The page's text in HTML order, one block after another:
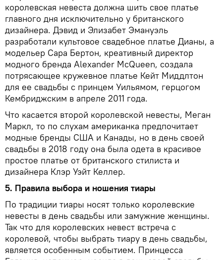
королевская невеста должна шить свое платье
главного дня исключительно у британского
дизайнера. Дэвид и Элизабет Эмануэль
разработали культовое свадебное платье Дианы, а
модельер Сара Бертон, креативный директор
модного бренда Alexander McQueen, создала
потрясающее кружевное платье Кейт Миддлтон
для ее свадьбы с принцем Уильямом, герцогом
Кембриджским в апреле 2011 года.
Что касается второй королевской невесты, Меган
Маркл, то по слухам американка предпочитает
модные бренды США и Канады, но в день своей
свадьбы в 2018 году она была одета в красивое
простое платье от британского стилиста и
дизайнера Клэр Уэйт Келлер.
5. Правила выбора и ношения тиары
По традиции тиары носят только королевские
невесты в день свадьбы или замужние женщины.
Так что для королевских невест встреча с
королевой, чтобы выбрать тиару в день свадьбы,
является особенным событием. Принцесса